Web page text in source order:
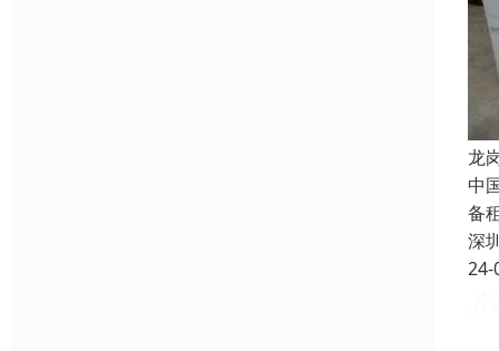
龙
中
备
深
24-